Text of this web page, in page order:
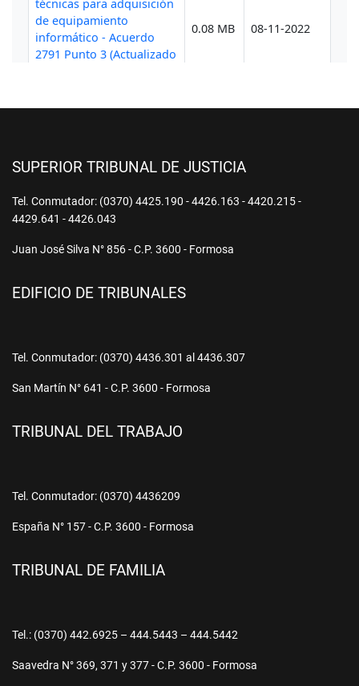
SUPERIOR TRIBUNAL DE JUSTICIA
Tel. Conmutador: (0370) 4425.190 - 4426.163 - 4420.215 -
4429.641 - 4426.043
Juan José Silva N° 856 - C.P. 3600 - Formosa
EDIFICIO DE TRIBUNALES
Tel. Conmutador: (0370) 4436.301 al 4436.307
San Martín N° 641 - C.P. 3600 - Formosa
TRIBUNAL DEL TRABAJO
Tel. Conmutador: (0370) 4436209
España N° 157 - C.P. 3600 - Formosa
TRIBUNAL DE FAMILIA
Tel.: (0370) 442.6925 – 444.5443 – 444.5442
Saavedra N° 369, 371 y 377 - C.P. 3600 - Formosa